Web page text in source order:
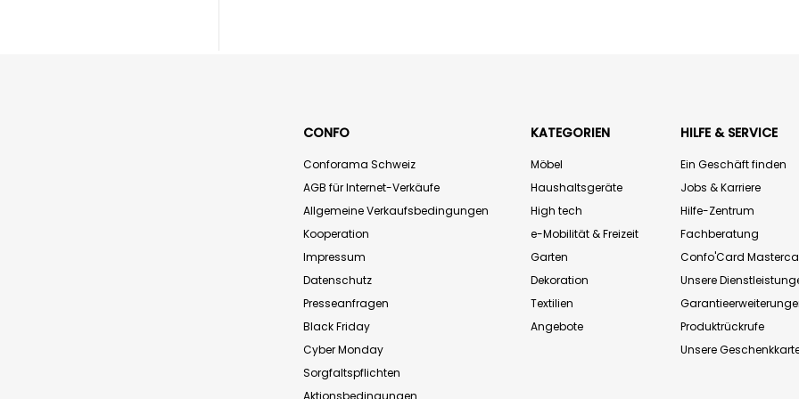
CONFO
Conforama Schweiz
AGB für Internet-Verkäufe
Allgemeine Verkaufsbedingungen
Kooperation
Impressum
Datenschutz
Presseanfragen
Black Friday
Cyber Monday
Sorgfaltspflichten
KATEGORIEN
Möbel
Haushaltsgeräte
High tech
e-Mobilität & Freizeit
Garten
Dekoration
Textilien
Angebote
HILFE & SERVICE
Ein Geschäft finden
Jobs & Karriere
Hilfe-Zentrum
Fachberatung
Confo'Card
Unsere
Produktrückrufe
Unsere